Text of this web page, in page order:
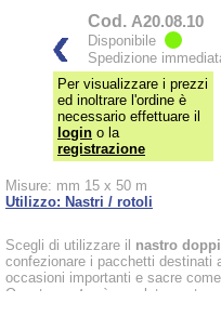
Cod. A20.08.10
Disponibile
Spedizione
Per visualizzare i prezzi
ed inoltrare l'ordine è
necessario effettuare il
login o la
registrazione
Misure: mm 15 x 50 m
Utilizzo: Nastri / rotoli
Scegli di utilizzare il nastro
confezionare i pacchetti destinati
occasioni importanti e sacre come
Questo
nastro
è assolutamente